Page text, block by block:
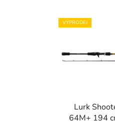
VÝPRODEJ
Lurk
64M+ 194